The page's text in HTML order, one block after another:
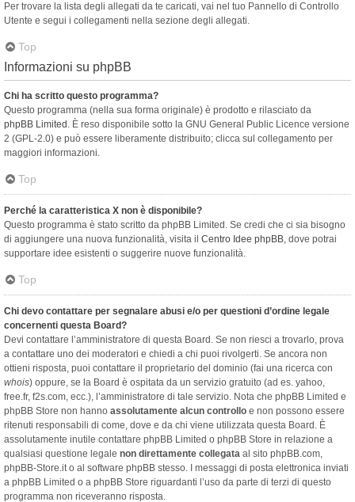
Per trovare la lista degli allegati da te caricati, vai nel tuo Pannello di Controllo
Utente e segui i collegamenti nella sezione degli allegati.
Top
Informazioni su phpBB
Chi ha scritto questo programma?
Questo programma (nella sua forma originale) è prodotto e rilasciato da
phpBB Limited . È reso disponibile sotto la GNU General Public Licence versione
2 (GPL-2.0) e può essere liberamente distribuito; clicca sul collegamento per
maggiori informazioni.
Top
Perché la caratteristica X non è disponibile?
Questo programma è stato scritto da phpBB Limited. Se credi che ci sia bisogno
di aggiungere una nuova funzionalità, visita il Centro Idee phpBB, dove potrai
supportare idee esistenti o suggerire nuove funzionalità.
Top
Chi devo contattare per segnalare abusi e/o per questioni d’ordine legale
concernenti questa Board?
Devi contattare l’amministratore di questa Board. Se non riesci a trovarlo, prova
a contattare uno dei moderatori e chiedi a chi puoi rivolgerti. Se ancora non
ottieni risposta, puoi contattare il proprietario del dominio (fai una ricerca con
whois) oppure, se la Board è ospitata da un servizio gratuito (ad es. yahoo,
free.fr, f2s.com, ecc.), l’amministratore di tale servizio. Nota che phpBB Limited e
phpBB Store non hanno assolutamente alcun controllo e non possono essere
ritenuti responsabili di come, dove e da chi viene utilizzata questa Board. È
assolutamente inutile contattare phpBB Limited o phpBB Store in relazione a
qualsiasi questione legale non direttamente collegata al sito phpBB.com,
phpBB-Store.it o al software phpBB stesso. I messaggi di posta elettronica inviati
a phpBB Limited o a phpBB Store riguardanti l’uso da parte di terzi di questo
programma non riceveranno risposta.